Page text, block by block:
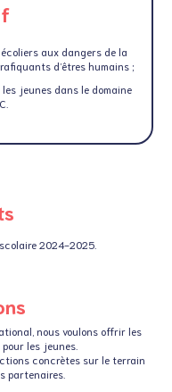
aux dangers de la
d’êtres humains ;
jeunes dans le domaine
2024-2025.
nous voulons offrir les
les jeunes.
concrètes sur le terrain
partenaires.